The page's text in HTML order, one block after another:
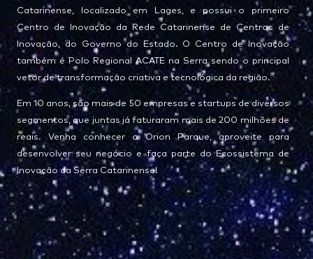
Catarinense, localizado em Lages, e possui o primeiro
Centro de Inovação da Rede Catarinense de Centros de
Inovação, do Governo do Estado. O Centro de Inovação
também é Polo Regional ACATE na Serra sendo o principal
vetor de transformação criativa e tecnológica da região.
Em 10 anos, são mais de 50 empresas e startups de diversos
segmentos, que juntas já faturaram mais de 200 milhões de
reais. Venha conhecer o Orion Parque, aproveite para
desenvolver seu negócio e faça parte do Ecossistema de
Inovação da Serra Catarinense!